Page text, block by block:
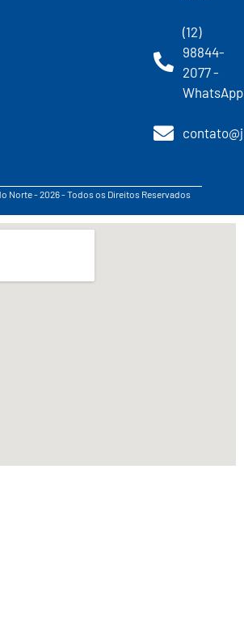
(12)
98844-
2077 -
WhatsApp
Norte - 2026 - Todos os Direitos Reservados